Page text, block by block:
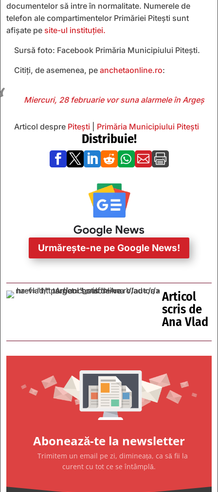
documentelor să intre în normalitate. Numerele de
telefon ale compartimentelor Primăriei Pitești sunt
afișate pe site-ul instituției.
Sursă foto: Facebook Primăria Municipiului Pitești.
Citiți, de asemenea, pe anchetaonline.ro:
Miercuri, 28 februarie vor suna alarmele în Argeș
Articol despre Pitești Primăria Municipiului Pitești
Distribuie!
      
Urmărește-ne pe Google News!
Articol
scris de
Ana Vlad
Abonează-te la newsletter
Trimitem un email pe zi, dimineața, ca să fii la
curent cu tot ce se întâmplă.